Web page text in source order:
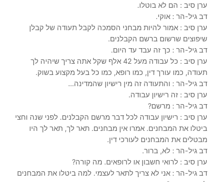
ערן סיב : הם לא בוטלו.
דב גיל-הר : אוקי.
ערן סיב : אמור להיות מבחני הסמכה לקבל תעודה של קבלן
שיפוצים שרשום ברשם הקבלנים.
דב גיל-הר : כך זה עבד עד היום.
ערן סיב : כל עבודה מעל 42 אלף שקל אתה צריך שיהיה לך
תעודה, כמו עורך דין, כמו רופא, כמו כל בעל מקצוע בשוק.
דב גיל-הר : והתעודה זה מין רישיון שהמדינה…
ערן סיב : זה רישיון עבודה.
דב גיל-הר : מרשם?
ערן סיב : רישיון עבודה לכל דבר מרשם הקבלנים. לפני שנה וחצי
ביטלו את המבחנים. אמרו אין מבחנים. תאר לך, תאר לך היו
מבטלים את המבחנים לעורכי דין.
דב גיל-הר : לא, ברור.
ערן סיב : לרואי חשבון או לרופאים. מה קורה?
דב גיל-הר : אני לא צריך לתאר לעצמי. למה ביטלו את המבחנים